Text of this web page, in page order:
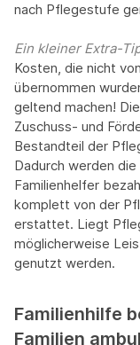
nach Pflegestufe
Ein kleiner Extra-
Kosten, die nicht
übernommen
geltend machen!
Zuschuss- und
Bestandteil der
Dadurch werden
Familienhelfer
komplett von der
erstattet. Liegt
möglicherweise
genutzt werden.
Familienhilfe
Familien